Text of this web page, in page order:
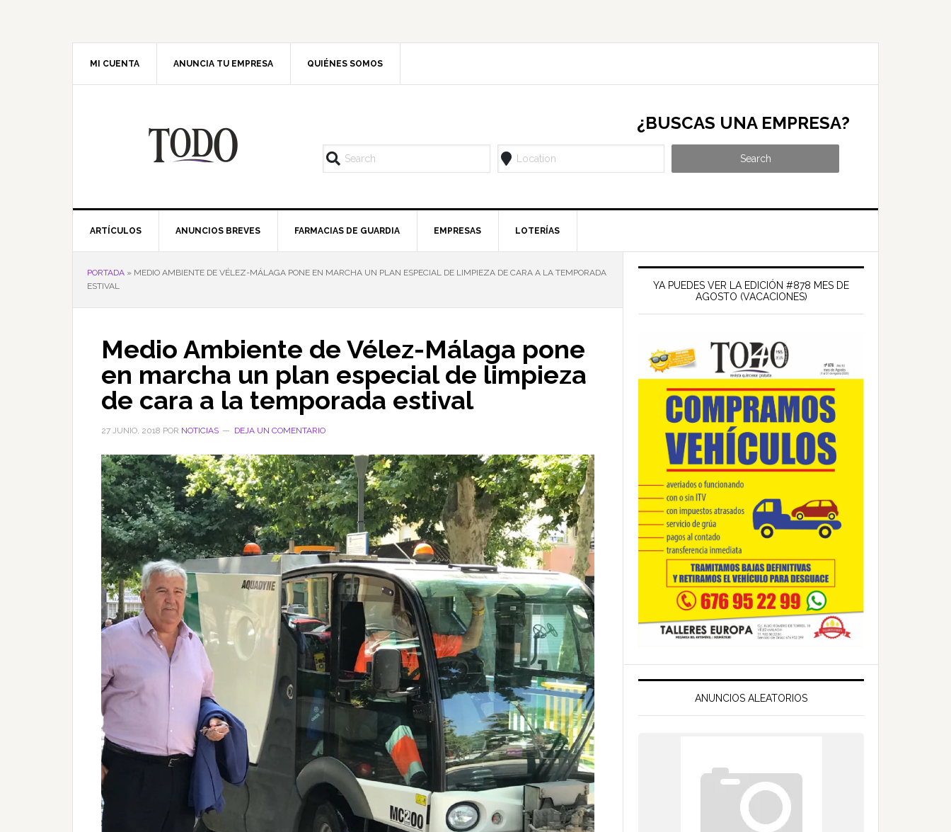
MI CUENTA ANUNCIA TU EMPRESA QUIÉNES SOMOS
¿BUSCAS UNA EMPRESA?
Search
ARTÍCULOS ANUNCIOS BREVES FARMACIAS DE GUARDIA EMPRESAS LOTERÍAS
PORTADA » MEDIO AMBIENTE DE VÉLEZ-MÁLAGA PONE EN MARCHA UN PLAN ESPECIAL DE LIMPIEZA DE CARA A LA TEMPORADA
ESTIVAL
Medio Ambiente de Vélez-Málaga pone
en marcha un plan especial de limpieza
de cara a la temporada estival
27 JUNIO, 2018 POR NOTICIAS DEJA UN COMENTARIO
Barra
lateral
principal
YA PUEDES VER LA EDICIÓN #878 MES DE
AGOSTO (VACACIONES)
ANUNCIOS ALEATORIOS